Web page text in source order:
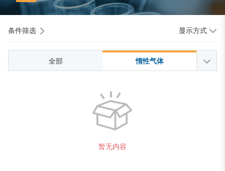
条件筛选 显示方式
全部 惰性气体
暂无内容